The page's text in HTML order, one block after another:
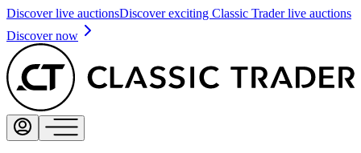
Discover live auctionsDiscover exciting Classic Trader live auctions
Discover now